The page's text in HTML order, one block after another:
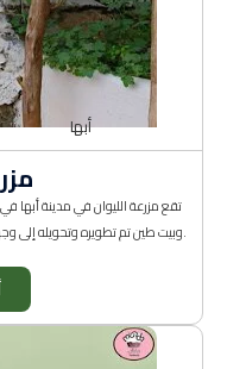
أبها
تقع مزرعة الليوان في مدينة أبها
وبيت طين تم تطويره وتحويله إلى وجهة سياحية محلية تراثية مستوحاة من ثقافة المنطقة.